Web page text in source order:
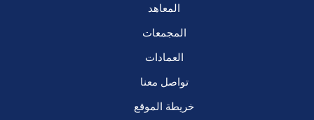
المعاهد
المجمعات
العمادات
تواصل معنا
خريطة الموقع